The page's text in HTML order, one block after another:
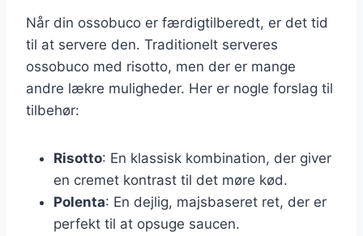
Når din ossobuco er færdigtilberedt, er det tid
til at servere den. Traditionelt serveres
ossobuco med risotto, men der er mange
andre lækre muligheder. Her er nogle forslag til
tilbehør:
Risotto: En klassisk kombination, der giver
en cremet kontrast til det møre kød.
Polenta: En dejlig, majsbaseret ret, der er
perfekt til at opsuge saucen.